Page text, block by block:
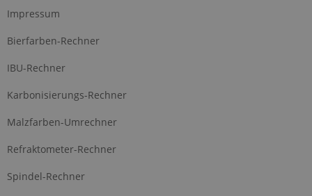
Impressum
Bierfarben-Rechner
IBU-Rechner
Karbonisierungs-Rechner
Malzfarben-Umrechner
Refraktometer-Rechner
Spindel-Rechner